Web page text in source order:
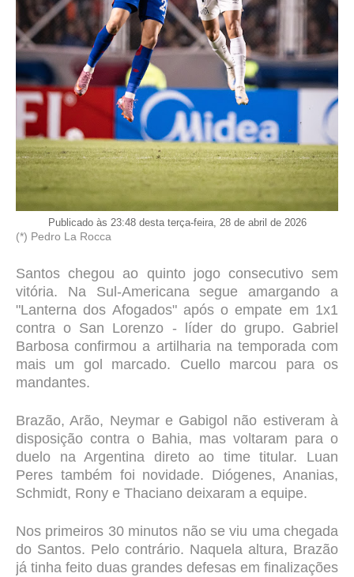
Publicado às 23:48 desta terça-feira, 28 de abril de 2026
(*) Pedro La Rocca
Santos chegou ao quinto jogo consecutivo sem
vitória. Na Sul-Americana segue amargando a
"Lanterna dos Afogados" após o empate em 1x1
contra o San Lorenzo - líder do grupo. Gabriel
Barbosa confirmou a artilharia na temporada com
mais um gol marcado. Cuello marcou para os
mandantes.
Brazão, Arão, Neymar e Gabigol não estiveram à
disposição contra o Bahia, mas voltaram para o
duelo na Argentina direto ao time titular. Luan
Peres também foi novidade. Diógenes, Ananias,
Schmidt, Rony e Thaciano deixaram a equipe.
Nos primeiros 30 minutos não se viu uma chegada
do Santos. Pelo contrário. Naquela altura, Brazão
já tinha feito duas grandes defesas em finalizações